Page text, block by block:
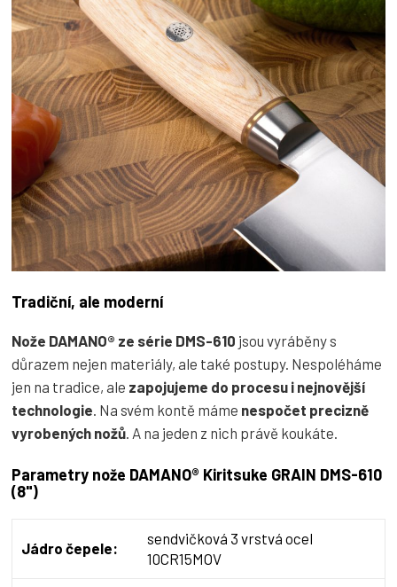
Tradiční, ale moderní
Nože DAMANO® ze série DMS-610 jsou vyráběny s
důrazem nejen materiály, ale také postupy. Nespoléháme
jen na tradice, ale zapojujeme do procesu i nejnovější
technologie . Na svém kontě máme nespočet precizně
vyrobených nožů . A na jeden z nich právě koukáte.
Parametry nože DAMANO® Kiritsuke GRAIN DMS-610
(8")
Jádro čepele:
sendvičková 3 vrstvá ocel
10CR15MOV